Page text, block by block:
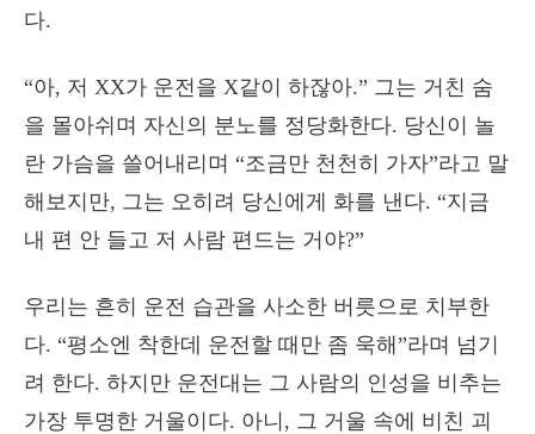
다.
“아, 저 XX가 운전을 X같이 하잖아.” 그는 거친 숨
을 몰아쉬며 자신의 분노를 정당화한다. 당신이 놀
란 가슴을 쓸어내리며 “조금만 천천히 가자”라고 말
해보지만, 그는 오히려 당신에게 화를 낸다. “지금
내 편 안 들고 저 사람 편드는 거야?”
우리는 흔히 운전 습관을 사소한 버릇으로 치부한
다. “평소엔 착한데 운전할 때만 좀 욱해”라며 넘기
려 한다. 하지만 운전대는 그 사람의 인성을 비추는
가장 투명한 거울이다. 아니, 그 거울 속에 비친 괴